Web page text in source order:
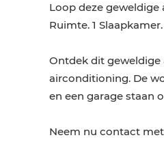
Loop deze geweldige
Ruimte. 1
Ontdek dit geweldige
airconditioning. De
en een garage staan
Neem nu contact